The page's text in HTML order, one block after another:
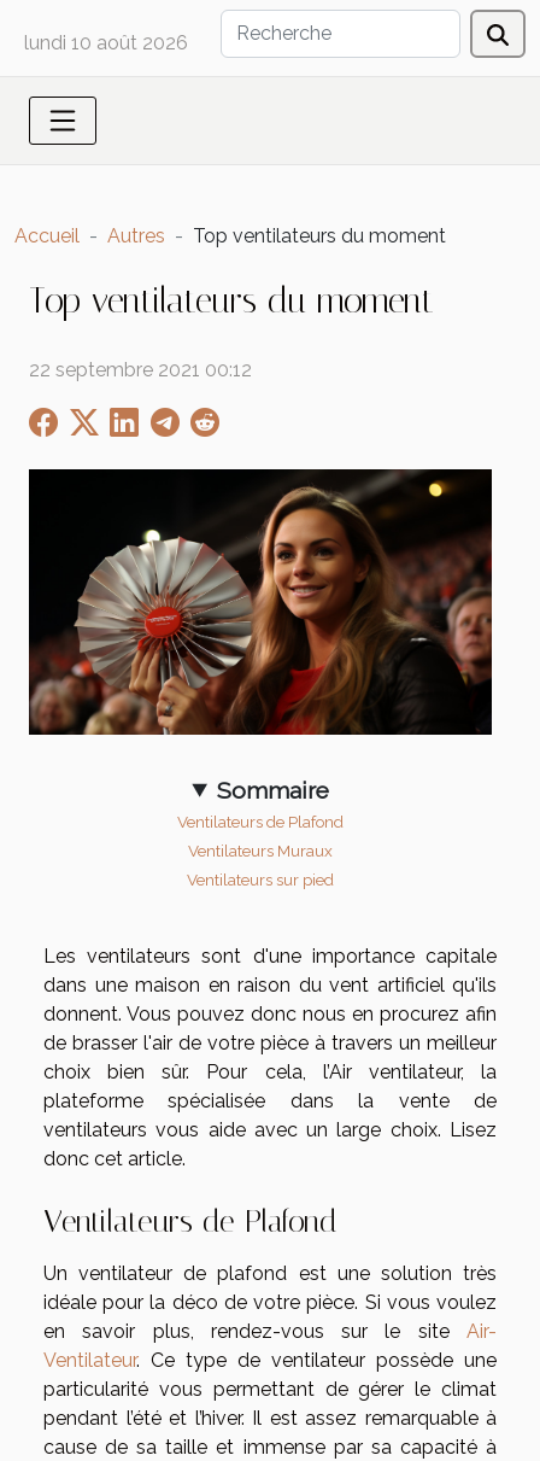
lundi 10 août 2026
Accueil Autres Top ventilateurs du moment
Top ventilateurs du moment
22 septembre 2021 00:12
Sommaire
Ventilateurs de Plafond
Ventilateurs Muraux
Ventilateurs sur pied
Les ventilateurs sont d'une importance capitale
dans une maison en raison du vent artificiel qu'ils
donnent. Vous pouvez donc nous en procurez afin
de brasser l'air de votre pièce à travers un meilleur
choix bien sûr. Pour cela, l’Air ventilateur, la
plateforme spécialisée dans la vente de
ventilateurs vous aide avec un large choix. Lisez
donc cet article.
Ventilateurs de Plafond
Un ventilateur de plafond est une solution très
idéale pour la déco de votre pièce. Si vous voulez
en savoir plus, rendez-vous sur le site Air-
Ventilateur. Ce type de ventilateur possède une
particularité vous permettant de gérer le climat
pendant l’été et l’hiver. Il est assez remarquable à
cause de sa taille et immense par sa capacité à